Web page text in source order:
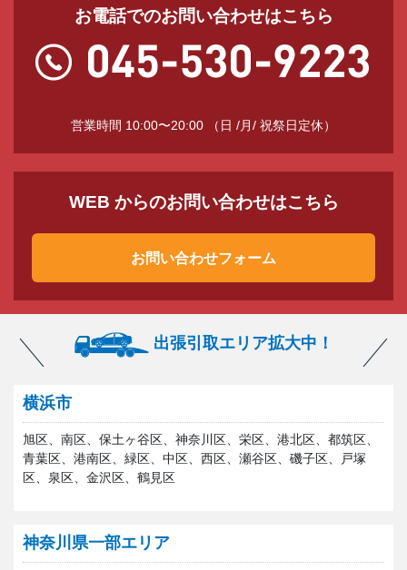
お電話でのお問い合わせはこちら
営業時間 10:00〜20:00 （日 /月/ 祝祭日定休）
WEB からのお問い合わせはこちら
お問い合わせフォーム
出張引取エリア拡大中！
横浜市
旭区、南区、保土ヶ谷区、神奈川区、栄区、港北区、都筑区、
青葉区、港南区、緑区、中区、西区、瀬谷区、磯子区、戸塚
区、泉区、金沢区、鶴見区
神奈川県一部エリア